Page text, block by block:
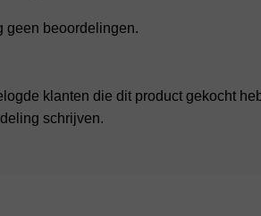
geen beoordelingen.
klanten die dit product gekocht
schrijven.